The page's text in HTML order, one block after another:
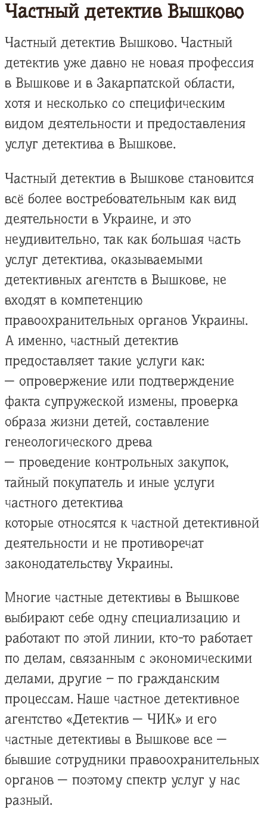
Частный детектив Вышково
Частный детектив Вышково. Частный
детектив уже давно не новая профессия
в Вышкове и в Закарпатской области,
хотя и несколько со специфическим
видом деятельности и предоставления
услуг детектива в Вышкове.
Частный детектив в Вышкове становится
всё более востребовательным как вид
деятельности в Украине, и это
неудивительно, так как большая часть
услуг детектива, оказываемыми
детективных агентств в Вышкове, не
входят в компетенцию
правоохранительных органов Украины.
А именно, частный детектив
предоставляет такие услуги как:
— опровержение или подтверждение
факта супружеской измены, проверка
образа жизни детей, составление
генеологического древа
— проведение контрольных закупок,
тайный покупатель и иные услуги
частного детектива
которые относятся к частной детективной
деятельности и не противоречат
законодательству Украины.
Многие частные детективы в Вышкове
выбирают себе одну специализацию и
работают по этой линии, кто-то работает
по делам, связанным с экономическими
делами, другие – по гражданским
процессам. Наше частное детективное
агентство «Детектив — ЧИК» и его
частные детективы в Вышкове все —
бывшие сотрудники правоохранительных
органов — поэтому спектр услуг у нас
разный.